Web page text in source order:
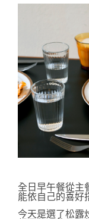
全日早午餐從主
能依自己的喜好
今天是選了松露